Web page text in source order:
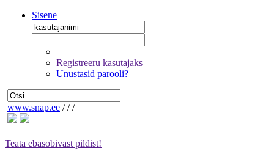
Sisene
Registreeru kasutajaks
Unustasid parooli?
www.snap.ee / / /
Teata ebasobivast pildist!